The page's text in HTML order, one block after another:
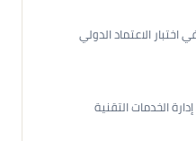
الاعتماد الدولي
الخدمات التقنية